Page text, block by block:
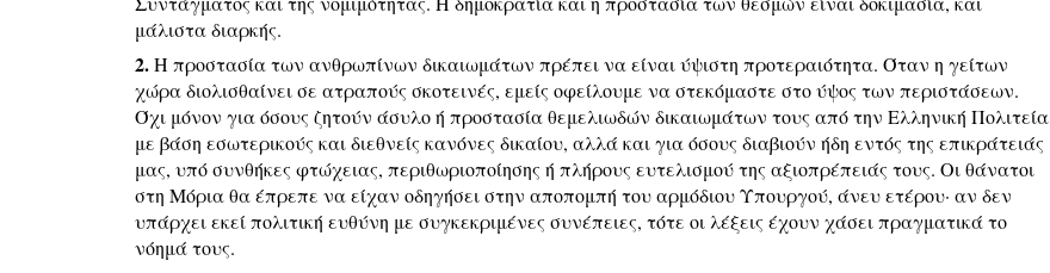
μάλιστα διαρκής.
2.Η προστασία των ανθρωπίνων δικαιωμάτων πρέπει να είναι ύψιστη προτεραιότητα. Όταν η γείτων
χώρα διολισθαίνει σε ατραπούς σκοτεινές, εμείς οφείλουμε να στεκόμαστε στο ύψος των περιστάσεων.
Όχι μόνον για όσους ζητούν άσυλο ή προστασία θεμελιωδών δικαιωμάτων τους από την Ελληνική Πολιτεία
με βάση εσωτερικούς και διεθνείς κανόνες δικαίου, αλλά και για όσους διαβιούν ήδη εντός της επικράτειάς
μας, υπό συνθήκες φτώχειας, περιθωριοποίησης ή πλήρους ευτελισμού της αξιοπρέπειάς τους. Οι θάνατοι
στη Μόρια θα έπρεπε να είχαν οδηγήσει στην αποπομπή του αρμόδιου Υπουργού, άνευ ετέρου· αν δεν
υπάρχει εκεί πολιτική ευθύνη με συγκεκριμένες συνέπειες, τότε οι λέξεις έχουν χάσει πραγματικά το
νόημά τους.